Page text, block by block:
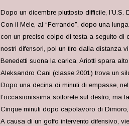
Dopo un dicembre piuttosto difficile,
Con il Mele, al “Ferrando”, dopo una
con un preciso colpo di testa a seguito di
nostri difensori, poi un tiro dalla distanza
Benedetti suona la carica, Ariotti spara
Aleksandro Cani (classe 2001) trova un
Dopo una decina di minuti di empasse,
l’occasionissima sottorete sul destro, ma
Cinque minuti dopo capolavoro di
A causa di un goffo intervento difensivo,